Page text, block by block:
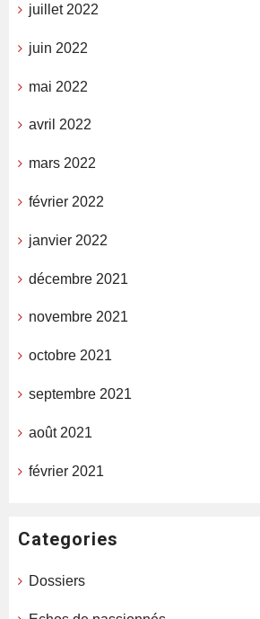
juillet 2022
juin 2022
mai 2022
avril 2022
mars 2022
février 2022
janvier 2022
décembre 2021
novembre 2021
octobre 2021
septembre 2021
août 2021
février 2021
Categories
Dossiers